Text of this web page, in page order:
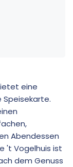
eine
Abendessen
't Vogelhuis ist
dem Genuss